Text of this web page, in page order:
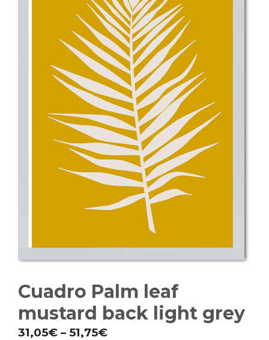
Cuadro Palm leaf
mustard back light grey
31,05€ – 51,75€